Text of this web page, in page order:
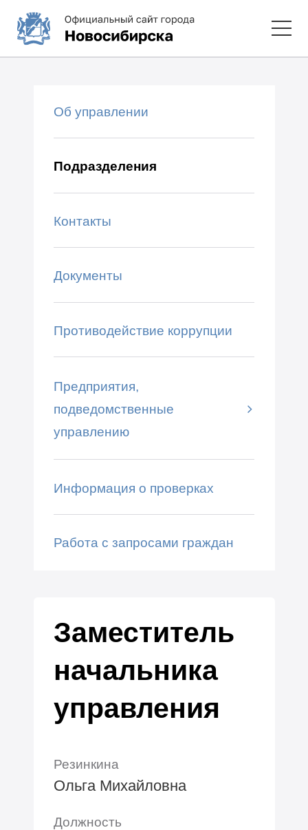
Об управлении
Подразделения
Контакты
Документы
Противодействие коррупции
Предприятия,
подведомственные
управлению
Информация о проверках
Работа с запросами граждан
Заместитель
начальника
управления
Резинкина
Ольга Михайловна
Должность